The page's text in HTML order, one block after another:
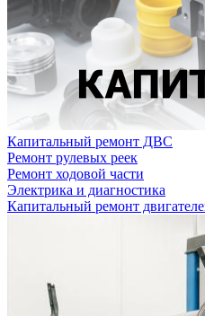
Капитальный ремонт ДВС
Ремонт рулевых реек
Ремонт ходовой части
Электрика и диагностика
Капитальный ремонт